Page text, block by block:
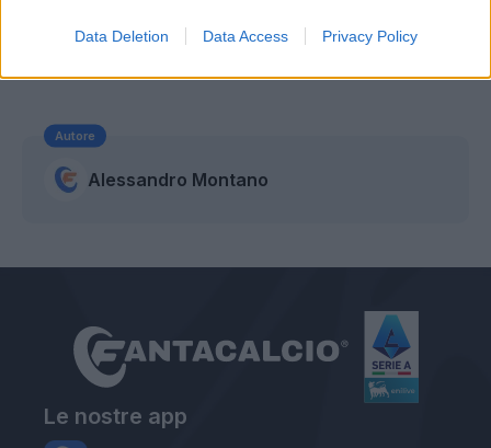
Data Deletion Data Access Privacy Policy
Autore
Alessandro Montano
Le nostre app